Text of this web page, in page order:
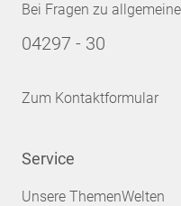
Bei Fragen zu
04297 - 30
Zum Kontaktformular
Service
Unsere ThemenWelten